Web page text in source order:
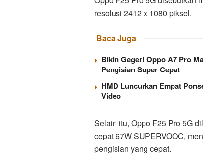
resolusi 2412 x 1080 piksel.
Baca Juga
Bikin Geger! Oppo A7 Pro
Pengisian Super Cepat
HMD Luncurkan Empat
Video
Selain itu, Oppo F25 Pro 5G
cepat 67W SUPERVOOC,
pengisian yang cepat.